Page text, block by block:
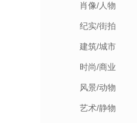
肖像/人物
纪实/街拍
建筑/城市
时尚/商业
风景/动物
艺术/静物